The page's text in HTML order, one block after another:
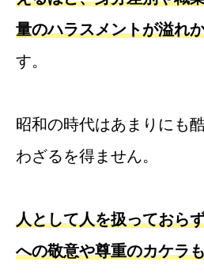
量のハラスメントが溢れ
す。
昭和の時代はあまりにも
わざるを得ません。
人として人を扱っておら
への敬意や尊重のカケラ